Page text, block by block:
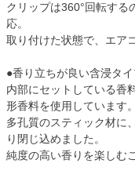
クリップは360°回転する
応。
取り付けた状態で、エア
●香り立ちが良い含浸タ
内部にセットしている香
形香料を使用しています。
多孔質のスティック材に
り閉じ込めました。
純度の高い香りを楽しむ